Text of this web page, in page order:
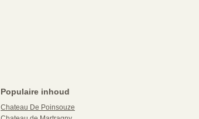
Populaire inhoud
Chateau De Poinsouze